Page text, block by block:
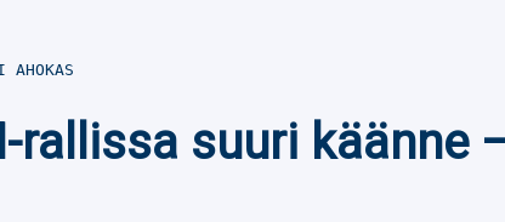
AHOKAS
rallissa suuri käänne